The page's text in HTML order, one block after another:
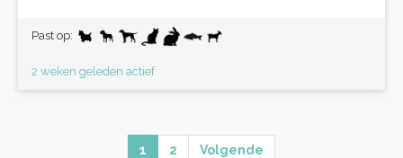
Past op:
2 weken geleden actief
1 2 Volgende